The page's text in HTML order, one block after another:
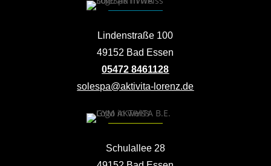
Lindenstraße 100
49152 Bad Essen
05472 8461128
solespa@aktivita-lorenz.de
Schulallee 28